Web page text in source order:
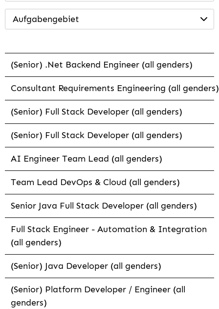
Aufgabengebiet
(Senior) .Net Backend Engineer (all genders)
Consultant Requirements Engineering (all genders)
(Senior) Full Stack Developer (all genders)
(Senior) Full Stack Developer (all genders)
AI Engineer Team Lead (all genders)
Team Lead DevOps & Cloud (all genders)
Senior Java Full Stack Developer (all genders)
Full Stack Engineer - Automation & Integration
(all genders)
(Senior) Java Developer (all genders)
(Senior) Platform Developer / Engineer (all
genders)